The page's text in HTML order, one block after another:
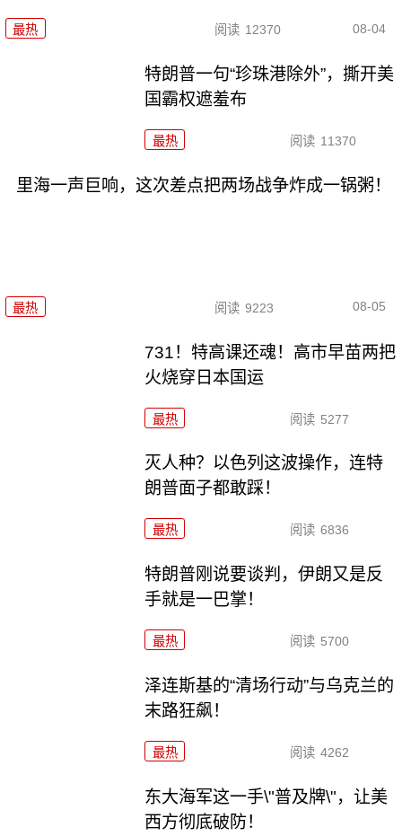
最热 阅读 12370 08-04
特朗普一句“珍珠港除外”，撕开美
国霸权遮羞布
最热 阅读 11370
里海一声巨响，这次差点把两场战争炸成一锅粥！
最热 阅读 9223 08-05
731！特高课还魂！高市早苗两把
火烧穿日本国运
最热 阅读 5277
灭人种？以色列这波操作，连特
朗普面子都敢踩！
最热 阅读 6836
特朗普刚说要谈判，伊朗又是反
手就是一巴掌！
最热 阅读 5700
泽连斯基的“清场行动”与乌克兰的
末路狂飙！
最热 阅读 4262
东大海军这一手\"普及牌\"，让美
西方彻底破防！